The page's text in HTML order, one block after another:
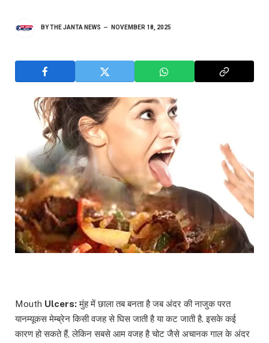
BYTHE JANTA NEWS NOVEMBER 18, 2025
Mouth Ulcers:मुंह में छाला तब बनता है जब अंदर की नाजुक परत
यानम्यूकस मेम्ब्रेन किसी वजह से घिस जाती है या कट जाती है. इसके कई
कारण हो सकते हैं, लेकिन सबसे आम वजह है चोट जैसे अचानक गाल के अंदर